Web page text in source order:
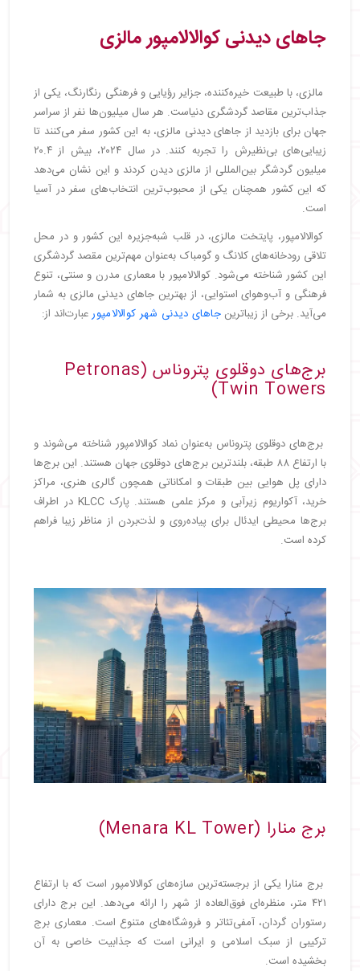
Museum)
・جاهای دیدنی ساباه مالزی
・جزیره لایانگ لایانگ (Pulau Layang-Layang)
・جزیره مانوکان (Manukan Island)
・ساحل پولائو مانتانانی (Pulau Mantanani)
・ جاهای دیدنی مالاکا مالزی
・ویرانه‌های قلعه آفاموسا (a'famosa castle)
・
موزه میراث بابا و نیونیا (Baba and Nyonya
・کلیسای سنت پل (St. Paul's Church)
・برج آسمان شور (Shore Sky Tower)
・
موزه کاخ سلطنتی مالاکا (Malacca Royal Palace
Museum)
・مالزی، سرزمین شگفتی‌ها: جاهای دیدنی از کوالالامپور
جاهای دیدنی کوالالامپور مالزی
مالزی، با طبیعت خیره‌کننده، جزایر رؤیایی و فرهنگی رنگارنگ، یکی از
جذاب‌ترین مقاصد گردشگری دنیاست. هر سال میلیون‌ها نفر از سراسر
جهان برای بازدید از جاهای دیدنی مالزی، به این کشور سفر می‌کنند تا
زیبایی‌های بی‌نظیرش را تجربه کنند. در سال ۲۰۲۴، بیش از ۲۰.۴
میلیون گردشگر بین‌المللی از مالزی دیدن کردند و این نشان می‌دهد
که این کشور همچنان یکی از محبوب‌ترین انتخاب‌های سفر در آسیا
است.
کوالالامپور، پایتخت مالزی، در قلب شبه‌جزیره این کشور و در محل
تلاقی رودخانه‌های کلانگ و گومباک به‌عنوان مهم‌ترین مقصد گردشگری
این کشور شناخته می‌شود. کوالالامپور با معماری مدرن و سنتی، تنوع
فرهنگی و آب‌وهوای استوایی، از بهترین جاهای دیدنی مالزی به شمار
می‌آید. برخی از زیباترین جاهای دیدنی شهر کوالالامپورعبارت‌اند از:
برج‌های دوقلوی پتروناس (Petronas
Twin Towers)
برج‌های دوقلوی پتروناس به‌عنوان نماد کوالالامپور شناخته می‌شوند و
با ارتفاع ۸۸ طبقه، بلندترین برج‌های دوقلوی جهان هستند. این برج‌ها
دارای پل هوایی بین طبقات و امکاناتی همچون گالری هنری، مراکز
خرید، آکواریوم زیرآبی و مرکز علمی هستند. پارک KLCC در اطراف
برج‌ها محیطی ایدئال برای پیاده‌روی و لذت‌بردن از مناظر زیبا فراهم
کرده است.
برج منارا (Menara KL Tower)
برج منارا یکی از برجسته‌ترین سازه‌های کوالالامپور است که با ارتفاع
۴۲۱ متر، منظره‌ای فوق‌العاده از شهر را ارائه می‌دهد. این برج دارای
رستوران گردان، آمفی‌تئاتر و فروشگاه‌های متنوع است. معماری برج
ترکیبی از سبک اسلامی و ایرانی است که جذابیت خاصی به آن
بخشیده است.